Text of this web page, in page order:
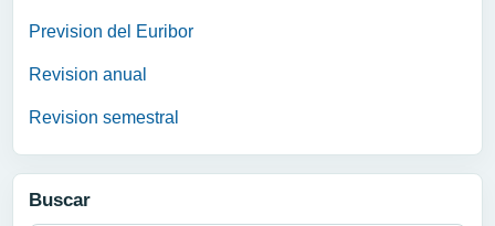
Prevision del Euribor
Revision anual
Revision semestral
Buscar